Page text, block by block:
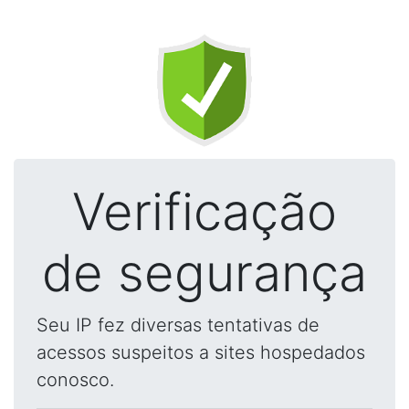
Verificação
de segurança
Seu IP fez diversas tentativas de
acessos suspeitos a sites hospedados
conosco.